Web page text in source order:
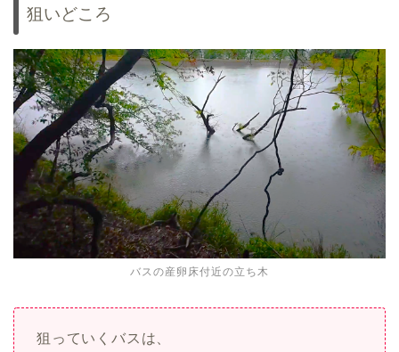
狙いどころ
バスの産卵床付近の立ち木
狙っていくバスは、